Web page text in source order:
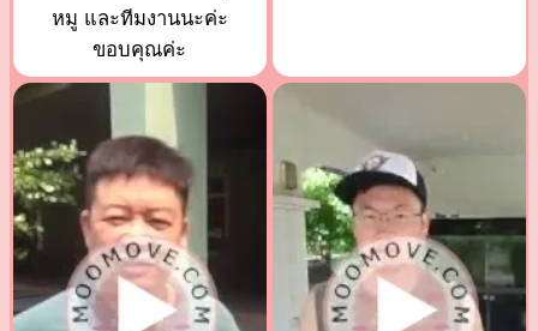
หมู และทีมงานนะค่ะ
ขอบคุณค่ะ